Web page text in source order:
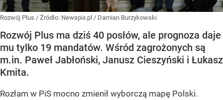
Rozwój Plus / Źródło: Newspix.pl / Damian Burzykowski
Rozwój Plus ma dziś 40 posłów, ale prognoza daje
mu tylko 19 mandatów. Wśród zagrożonych są
m.in. Paweł Jabłoński, Janusz Cieszyński i Łukasz
Kmita.
Rozłam w PiS mocno zmienił wyborczą mapę Polski.